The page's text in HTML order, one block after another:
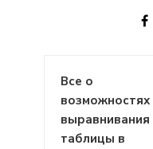
Навигация
по
записям
Все о
возможностях
выравнивания
таблицы в